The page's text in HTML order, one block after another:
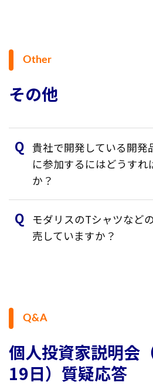
Other
その他
貴社で開発している開発
に参加するにはどうすれ
か？
モダリスのTシャツなど
売していますか？
Q&A
個人投資家説明会
19日）質疑応答